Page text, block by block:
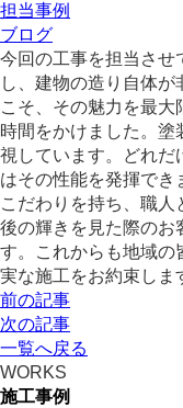
担当事例
ブログ
今回の工事を担当させ
し、建物の造り自体
こそ、その魅力を最
時間をかけました。
視しています。どれだ
はその性能を発揮でき
こだわりを持ち、職
後の輝きを見た際のお
す。これからも地域の
実な施工をお約束しま
前の記事
次の記事
一覧へ戻る
WORKS
施工事例